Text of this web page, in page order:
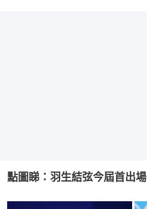
點圖睇：羽生結弦今屆首出場